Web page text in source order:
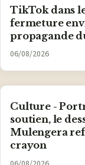
TikTok dans
fermeture
propagande
06/08/2026
Culture -
soutien, le
Mulengera
crayon